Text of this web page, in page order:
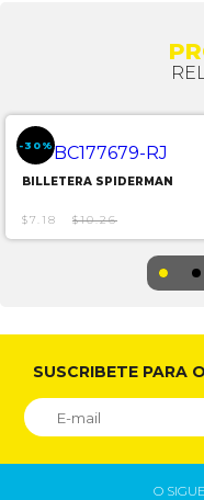
-30%
BILLETERA SPIDERMAN
$7.18 $10.26
SUSCRIBETE PARA
O